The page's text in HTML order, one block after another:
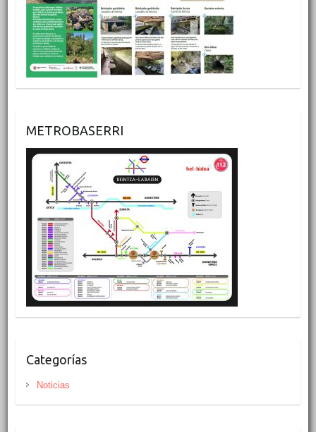
METROBASERRI
Categorías
Noticias